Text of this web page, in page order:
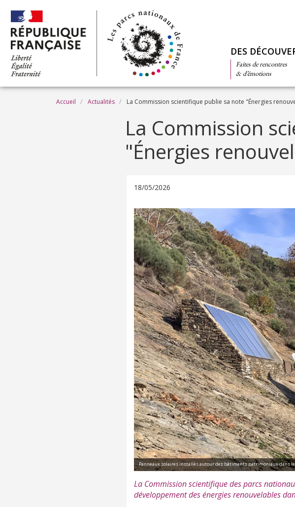
DES
Faites de rencontres
& d’émotions
Fil d'Ariane
Accueil Actualités La Commission scientifique publie sa note "Énergies
La Commission
"Énergies
18/05/2026
Panneaux solaires installés autour des bâtiments patrimoniaux dans
La Commission scientifique des parcs
développement des énergies renouvelables